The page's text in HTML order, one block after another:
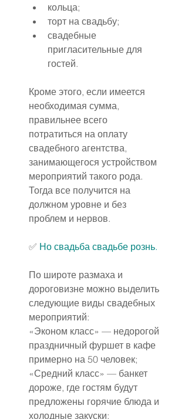
кольца;
торт на свадьбу;
свадебные
пригласительные для
гостей.
Кроме этого, если имеется
необходимая сумма,
правильнее всего
потратиться на оплату
свадебного агентства,
занимающегося устройством
мероприятий такого рода.
Тогда все получится на
должном уровне и без
проблем и нервов.
✅ Но свадьба свадьбе рознь.
По широте размаха и
дороговизне можно выделить
следующие виды свадебных
мероприятий:
«Эконом класс» — недорогой
праздничный фуршет в кафе
примерно на 50 человек;
«Средний класс» — банкет
дороже, где гостям будут
предложены горячие блюда и
холодные закуски;